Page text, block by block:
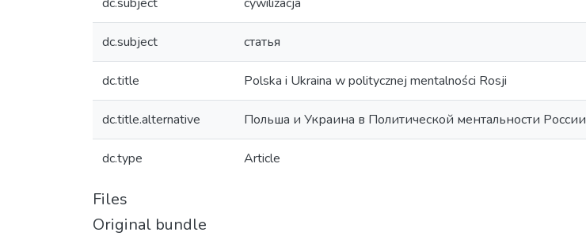
dc.subject статья
dc.title Polska i Ukraina w politycznej mentalności Rosji
dc.title.alternative Польша и Украина в Политической ментальности России
dc.type Article
Files
Original bundle